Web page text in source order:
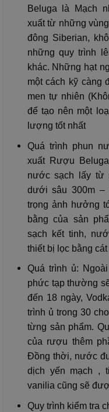
Beluga là Mạch
xuất từ những
đông Siberian,
những quy trình
khác. Những hạt
một cách kỹ càng
men tự nhiên
để tạo nên một
lượng tốt nhất
Quá trình phun
xuất Rượu
nước sạch lấy từ
dưới sâu 300m –
trọng ảnh hưởng
bằng của sản
sạch kết tinh,
thiết bị lọc bằng
Quá trình ủ:
phức tạp thường
đến 18 ngày,
trình ủ trong 30
từng sản phẩm.
của rượu thêm
Đồng thời, nước
dịch yến mạch ,
vanilia cũng sẽ
Quy trình kiểm tra